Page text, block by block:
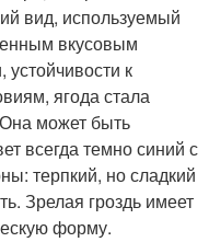
вид, используемый
вкусовым
к
ягода стала
может быть
всегда темно синий с
терпкий, но сладкий
Зрелая гроздь имеет
форму.